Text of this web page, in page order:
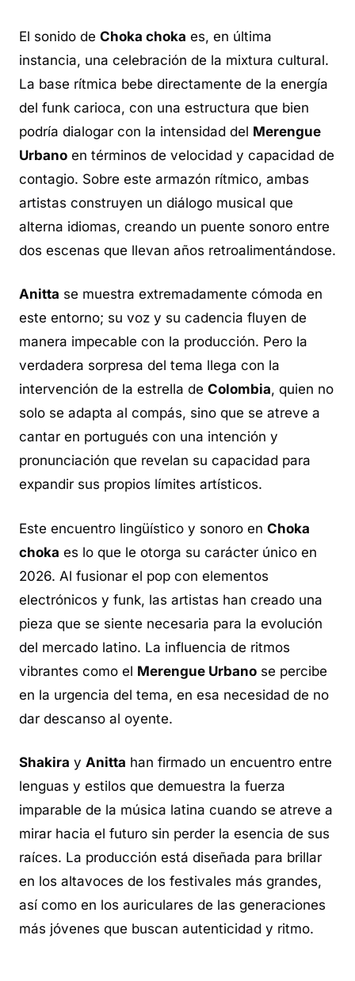
El sonido de Choka choka es, en última
instancia, una celebración de la mixtura cultural.
La base rítmica bebe directamente de la energía
del funk carioca, con una estructura que bien
podría dialogar con la intensidad del Merengue
Urbano en términos de velocidad y capacidad de
contagio. Sobre este armazón rítmico, ambas
artistas construyen un diálogo musical que
alterna idiomas, creando un puente sonoro entre
dos escenas que llevan años retroalimentándose.
Anitta se muestra extremadamente cómoda en
este entorno; su voz y su cadencia fluyen de
manera impecable con la producción. Pero la
verdadera sorpresa del tema llega con la
intervención de la estrella de Colombia, quien no
solo se adapta al compás, sino que se atreve a
cantar en portugués con una intención y
pronunciación que revelan su capacidad para
expandir sus propios límites artísticos.
Este encuentro lingüístico y sonoro en Choka
choka es lo que le otorga su carácter único en
2026. Al fusionar el pop con elementos
electrónicos y funk, las artistas han creado una
pieza que se siente necesaria para la evolución
del mercado latino. La influencia de ritmos
vibrantes como el Merengue Urbano se percibe
en la urgencia del tema, en esa necesidad de no
dar descanso al oyente.
Shakira y Anitta han firmado un encuentro entre
lenguas y estilos que demuestra la fuerza
imparable de la música latina cuando se atreve a
mirar hacia el futuro sin perder la esencia de sus
raíces. La producción está diseñada para brillar
en los altavoces de los festivales más grandes,
así como en los auriculares de las generaciones
más jóvenes que buscan autenticidad y ritmo.